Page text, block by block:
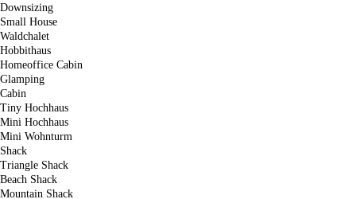
Downsizing
Small House
Waldchalet
Hobbithaus
Homeoffice Cabin
Glamping
Cabin
Tiny Hochhaus
Mini Hochhaus
Mini Wohnturm
Shack
Triangle Shack
Beach Shack
Mountain Shack